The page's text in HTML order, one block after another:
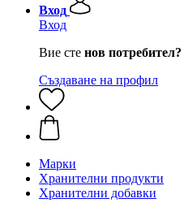
Вход
Вход
Вие сте нов потребител?
Създаване на профил
Марки
Хранителни продукти
Хранителни добавки